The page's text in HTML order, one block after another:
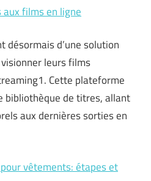
aux films en ligne
désormais d’une solution
leurs films
Cette plateforme
bibliothèque de titres, allant
aux dernières sorties en
vêtements: étapes et